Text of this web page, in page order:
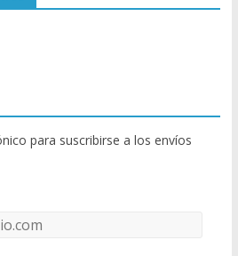
para suscribirse a los envíos